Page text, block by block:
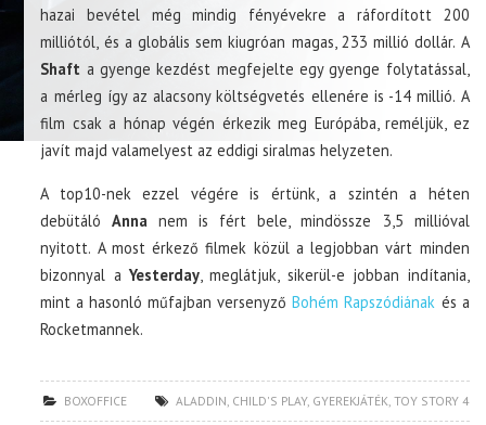
hazai bevétel még mindig fényévekre a ráfordított 200
milliótól, és a globális sem kiugróan magas, 233 millió dollár. A
Shaft a gyenge kezdést megfejelte egy gyenge folytatással,
a mérleg így az alacsony költségvetés ellenére is -14 millió. A
film csak a hónap végén érkezik meg Európába, reméljük, ez
javít majd valamelyest az eddigi siralmas helyzeten.
A top10-nek ezzel végére is értünk, a szintén a héten
debütálóAnna nem is fért bele, mindössze 3,5 millióval
nyitott. A most érkező filmek közül a legjobban várt minden
bizonnyal aYesterday, meglátjuk, sikerül-e jobban indítania,
mint a hasonló műfajban versenyzőBohém Rapszódiának és a
Rocketmannek.
BOXOFFICE ALADDIN, CHILD'S PLAY, GYEREKJÁTÉK,TOY STORY 4